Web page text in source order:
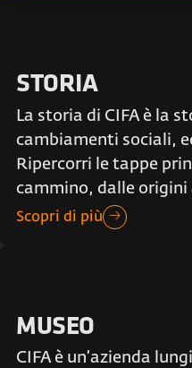
STORIA
La storia di CIFA è la
cambiamenti sociali,
Ripercorri le tappe
cammino, dalle origini
Scopri di più
MUSEO
CIFA è un’azienda